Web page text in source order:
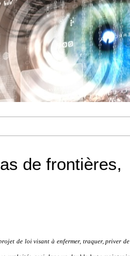
de frontières,
de loi visant à enfermer, traquer, priver de